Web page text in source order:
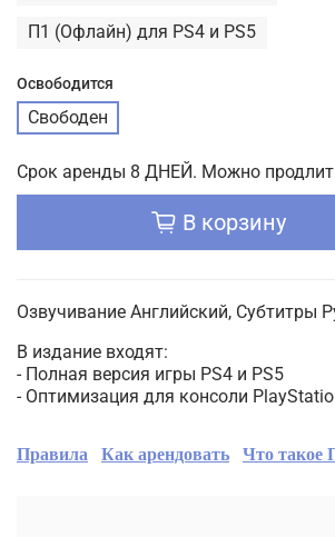
П1 (Офлайн) для PS4 и PS5
Освободится
Свободен
Срок аренды 8 ДНЕЙ. Можно
В корзину
Озвучивание Английский, Субтитры
В издание входят:
- Полная версия игры PS4 и PS5
- Оптимизация для консоли
Правила Как арендовать Что такое